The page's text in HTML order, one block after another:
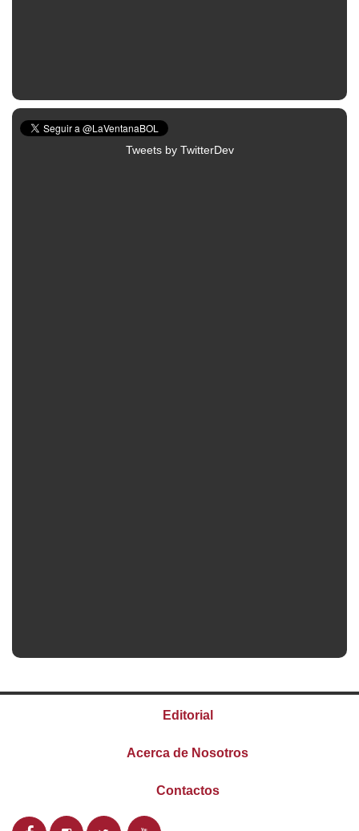
Tweets by TwitterDev
Editorial
Acerca de Nosotros
Contactos